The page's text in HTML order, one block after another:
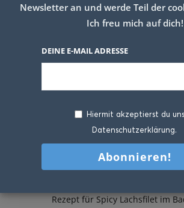
Spicy Lachsfilet im
Rezept für Spicy Lachsfilet im
Newsletter an und werde Teil der
Ich freu mich auf dich!
DEINE E-MAIL ADRESSE
Hiermit akzeptierst du
Datenschutzerklärung.